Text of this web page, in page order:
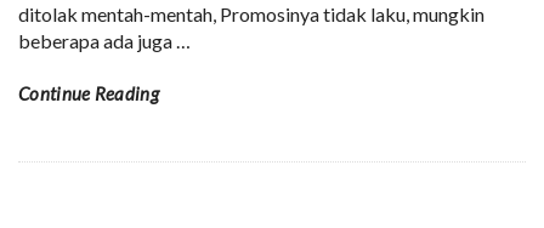
ditolak mentah-mentah, Promosinya tidak laku, mungkin
beberapa ada juga
Continue Reading